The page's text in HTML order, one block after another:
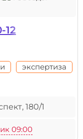
12
экспертиза
180/1
09:00